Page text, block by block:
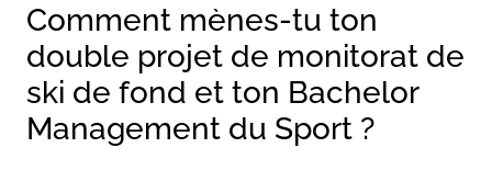
Comment mènes-tu ton
double projet de monitorat de
ski de fond et ton Bachelor
Management du Sport ?